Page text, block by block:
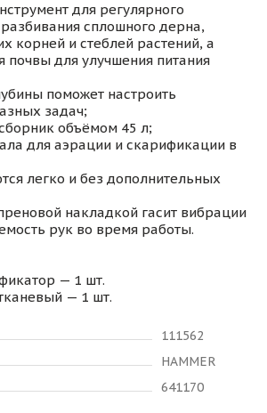
для регулярного
сплошного дерна,
корней и стеблей растений, а
почвы для улучшения питания
поможет настроить
задач;
объёмом 45 л;
для аэрации и скарификации в
легко и без дополнительных
накладкой гасит вибрации
рук во время работы.
— 1 шт.
— 1 шт.
111562
HAMMER
641170